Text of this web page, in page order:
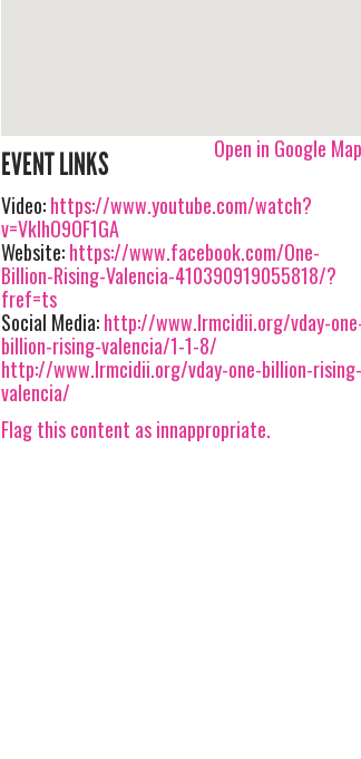
Open in Google
EVENT LINKS
Video:https://www.youtube.com/watch?
v=VklhO9OF1GA
Website:https://www.facebook.com/One-
Billion-Rising-Valencia-410390919055818/?
fref=ts
Social Media:http://www.lrmcidii.org/vday-
billion-rising-valencia/1-1-8/
http://www.lrmcidii.org/vday-one-billion-rising-
valencia/
Flag this content as innappropriate.